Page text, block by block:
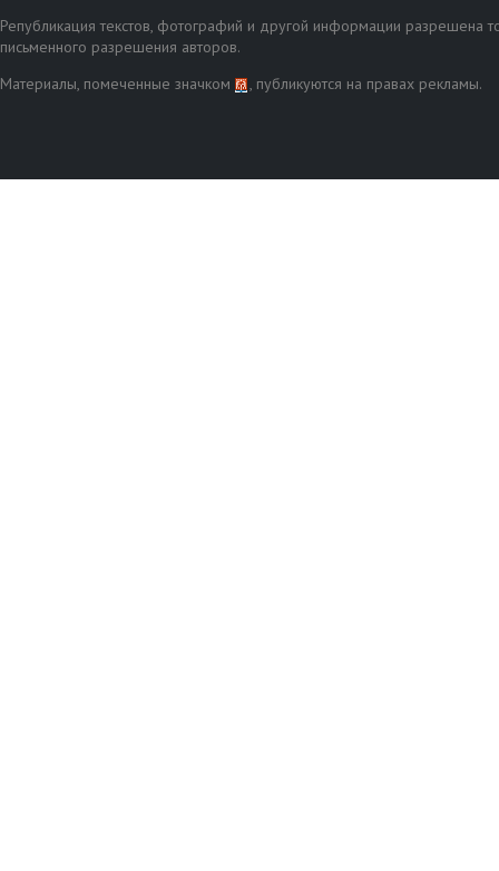
Републикация текстов, фотографий и другой информации разрешена
письменного разрешения авторов.
Материалы, помеченные значком
, публикуются на правах рекламы.